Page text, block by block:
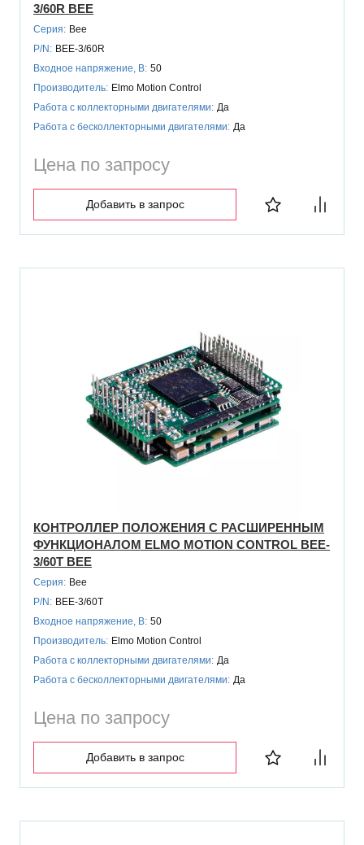
3/60R BEE
Серия: Bee
P/N: BEE-3/60R
Входное напряжение, В: 50
Производитель: Elmo Motion Control
Работа с коллекторными двигателями: Да
Работа с бесколлекторными двигателями: Да
Цена по запросу
Добавить в запрос
КОНТРОЛЛЕР ПОЛОЖЕНИЯ С РАСШИРЕННЫМ
ФУНКЦИОНАЛОМ ELMO MOTION CONTROL BEE-
3/60T BEE
Серия: Bee
P/N: BEE-3/60T
Входное напряжение, В: 50
Производитель: Elmo Motion Control
Работа с коллекторными двигателями: Да
Работа с бесколлекторными двигателями: Да
Цена по запросу
Добавить в запрос